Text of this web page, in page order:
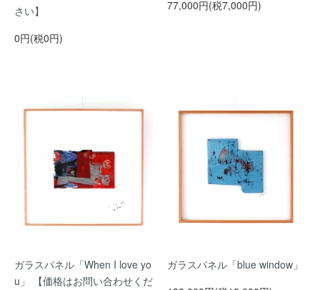
さい】
0円(税0円)
77,000円(税7,000円)
ガラスパネル「When I love yo
u」 【価格はお問い合わせくだ
ガラスパネル「blue window」